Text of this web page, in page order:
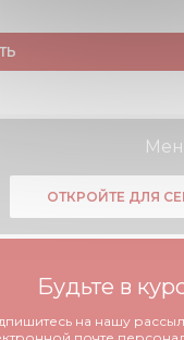
ОТКРОЙТЕ ДЛЯ
Будьте в
на нашу